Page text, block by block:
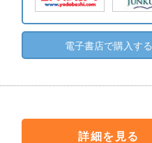
電子書店で購入する
詳細を見る